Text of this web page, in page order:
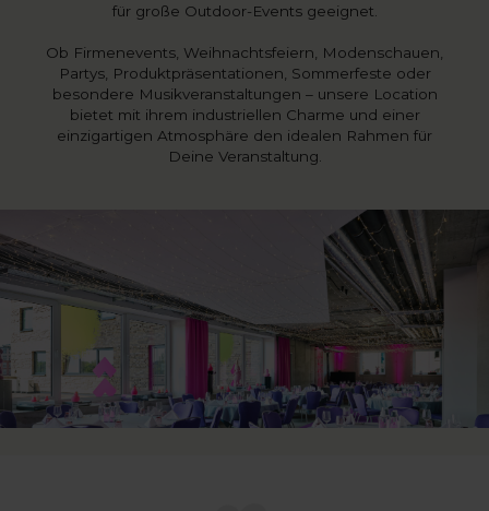
für große Outdoor-Events geeignet.
Ob Firmenevents, Weihnachtsfeiern, Modenschauen,
Partys, Produktpräsentationen, Sommerfeste oder
besondere Musikveranstaltungen – unsere Location
bietet mit ihrem industriellen Charme und einer
einzigartigen Atmosphäre den idealen Rahmen für
Deine Veranstaltung.